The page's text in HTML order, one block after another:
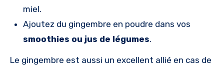
miel.
Ajoutez du gingembre en poudre dans vos
smoothies ou jus de légumes.
Le gingembre est aussi un excellent allié en cas de